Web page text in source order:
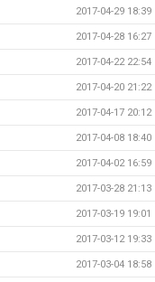
2017-04-29 18:39
2017-04-28 16:27
2017-04-22 22:54
2017-04-20 21:22
2017-04-17 20:12
2017-04-08 18:40
2017-04-02 16:59
2017-03-28 21:13
2017-03-19 19:01
2017-03-12 19:33
2017-03-04 18:58